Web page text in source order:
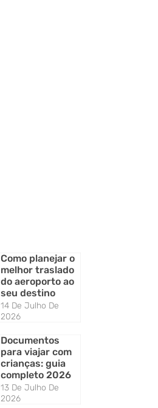
Como planejar o
melhor traslado
do aeroporto ao
seu destino
14 De Julho De
2026
Documentos
para viajar com
crianças: guia
completo 2026
13 De Julho De
2026